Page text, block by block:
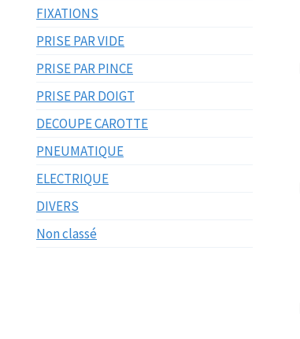
FIXATIONS
PRISE PAR VIDE
PRISE PAR PINCE
PRISE PAR DOIGT
DECOUPE CAROTTE
PNEUMATIQUE
ELECTRIQUE
DIVERS
Non classé